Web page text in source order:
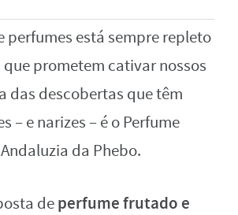
perfumes está sempre repleto
prometem cativar nossos
das descobertas que têm
– e narizes – é o Perfume
da Phebo.
deperfume frutado e